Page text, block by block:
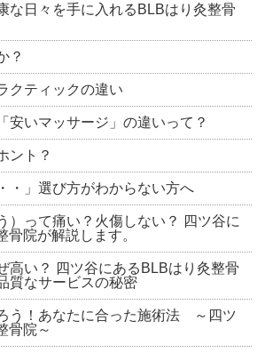
な日々を手に入れるBLBはり灸整骨
？
クティックの違い
安いマッサージ」の違いって？
ント？
・」選び方がわからない方へ
）って痛い？火傷しない？ 四ツ谷に
骨院が解説します。
高い？ 四ツ谷にあるBLBはり灸整骨
質なサービスの秘密
う！あなたに合った施術法 ～四ツ
骨院～